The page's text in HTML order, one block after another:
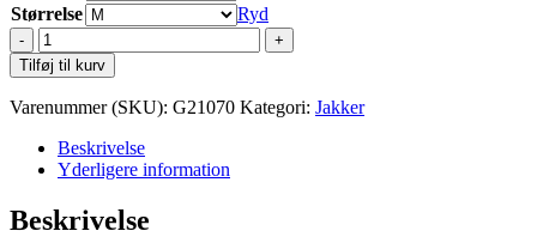
Størrelse
Ryd
Geyser
Winter
Jacket
M
Tilføj til kurv
Varenummer (SKU): G21070 Kategori: Jakker
Beskrivelse
Yderligere information
Beskrivelse